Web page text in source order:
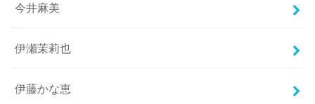
今井麻美
伊瀬茉莉也
伊藤かな恵